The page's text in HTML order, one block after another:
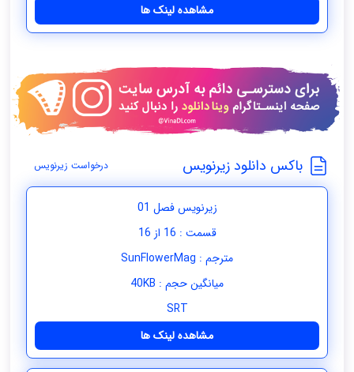
مشاهده لینک ها
باکس دانلود زیرنویس درخواست زیرنویس
زیرنویس فصل 01
قسمت : 16 از 16
مترجم : SunFlowerMag
میانگین حجم : 40KB
SRT
مشاهده لینک ها